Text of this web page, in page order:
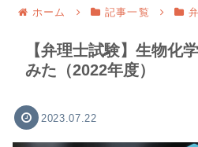
ホーム 記事一覧
【弁理士試験】生物化
みた（2022年度）
2023.07.22